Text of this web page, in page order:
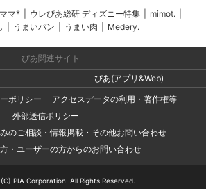
マ* ウレぴあ総研 ディズニー特集 mimot.
うまいパン うまい肉 Medery.
ぴあ関連サイト
ぴあ(アプリ&Web)
ポリシー
アクセスデータの利用・著作権等
外部送信ポリシー
のご相談・情報掲載・その他お問い合わせ
・ユーザーの方からのお問い合わせ
PIA Corporation. All Rights Reserved.